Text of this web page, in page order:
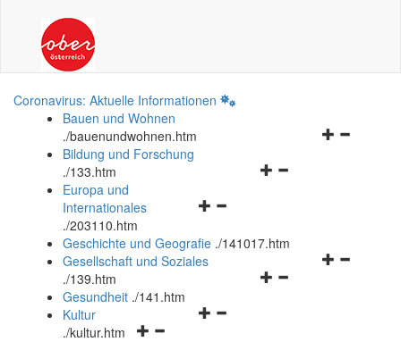
Coronavirus: Aktuelle Informationen
Bauen und Wohnen
./bauenundwohnen.htm
Navigationsmenü
Bildung und Forschung
./133.htm
Navigationsmenü
und
schließen
Europa und
Internationales
./203110.htm
Geschichte und Geografie ./141017.htm
Navigationsmenü
Gesellschaft und Soziales
./139.htm
Navigationsmenü
Gesundheit ./141.htm
Navigationsmenü
Kultur
./kultur.htm